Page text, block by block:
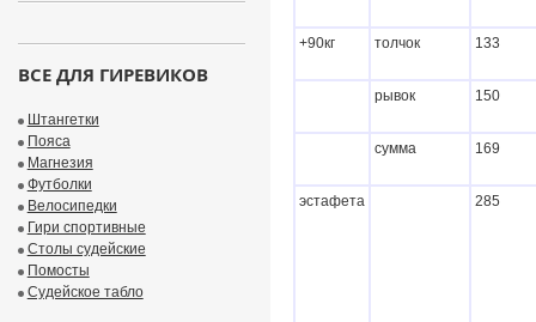
+90кг толчок 133
рывок 150
сумма 169
эстафета 285
ВСЕ ДЛЯ ГИРЕВИКОВ
Штангетки
Пояса
Магнезия
Футболки
Велосипедки
Гири спортивные
Столы судейские
Помосты
Судейское табло